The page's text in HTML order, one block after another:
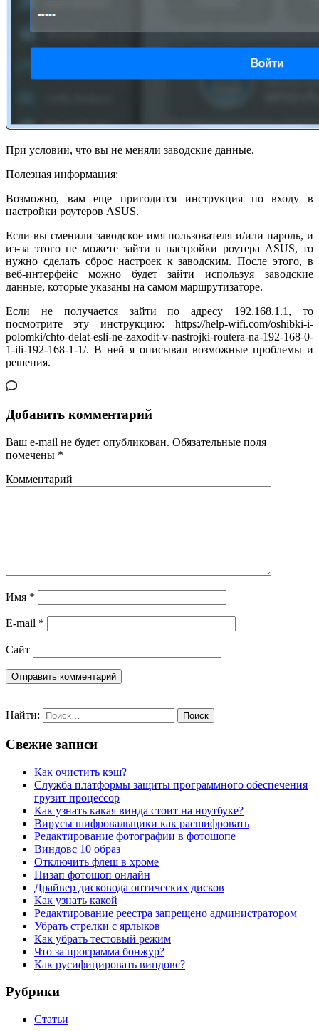
При условии, что вы не меняли заводские данные.
Полезная информация:
Возможно, вам еще пригодится инструкция по входу в
настройки роутеров ASUS.
Если вы сменили заводское имя пользователя и/или пароль, и
из-за этого не можете зайти в настройки роутера ASUS, то
нужно сделать сброс настроек к заводским. После этого, в
веб-интерфейс можно будет зайти используя заводские
данные, которые указаны на самом маршрутизаторе.
Если не получается зайти по адресу 192.168.1.1, то
посмотрите эту инструкцию: https://help-wifi.com/oshibki-i-
polomki/chto-delat-esli-ne-zaxodit-v-nastrojki-routera-na-192-168-0-
1-ili-192-168-1-1/. В ней я описывал возможные проблемы и
решения.
Добавить комментарий
Ваш e-mail не будет опубликован. Обязательные поля
помечены *
Комментарий
Имя *
E-mail *
Сайт
Найти:
Свежие записи
Как очистить кэш?
Служба платформы защиты программного обеспечения
грузит процессор
Как узнать какая винда стоит на ноутбуке?
Вирусы шифровальщики как расшифровать
Редактирование фотографии в фотошопе
Виндовс 10 образ
Отключить флеш в хроме
Пизап фотошоп онлайн
Драйвер дисковода оптических дисков
Как узнать какой
Редактирование реестра запрещено администратором
Убрать стрелки с ярлыков
Как убрать тестовый режим
Что за программа бонжур?
Как русифицировать виндовс?
Рубрики
Статьи